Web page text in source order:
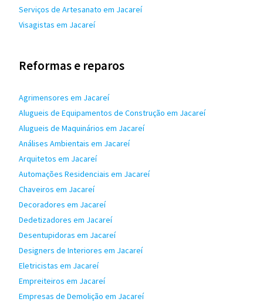
Serviços de Artesanato em Jacareí
Visagistas em Jacareí
Reformas e reparos
Agrimensores em Jacareí
Alugueis de Equipamentos de Construção em Jacareí
Alugueis de Maquinários em Jacareí
Análises Ambientais em Jacareí
Arquitetos em Jacareí
Automações Residenciais em Jacareí
Chaveiros em Jacareí
Decoradores em Jacareí
Dedetizadores em Jacareí
Desentupidoras em Jacareí
Designers de Interiores em Jacareí
Eletricistas em Jacareí
Empreiteiros em Jacareí
Empresas de Demolição em Jacareí